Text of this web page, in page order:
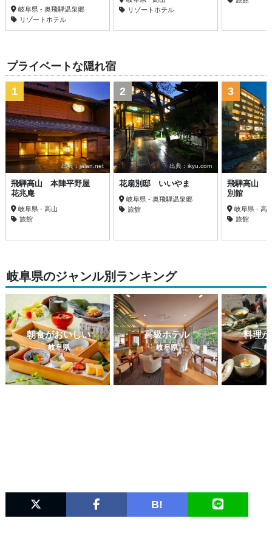
岐阜県 - 奥飛騨温泉郷
リゾートホテル
リゾートホテル
プライベートな隠れ宿
出典：jalan.net
1
飛騨高山 本陣平野屋
花兆庵
岐阜県 - 高山
旅館
出典：ikyu.com
2
花扇別邸 いいやま
岐阜県 - 奥飛騨温泉郷
旅館
3
飛騨高山
別館
岐阜県 - 高
旅館
岐阜県のジャンル別ランキング
朝食がおいしい
岐阜県
高級ホテル
岐阜県
料理
B!